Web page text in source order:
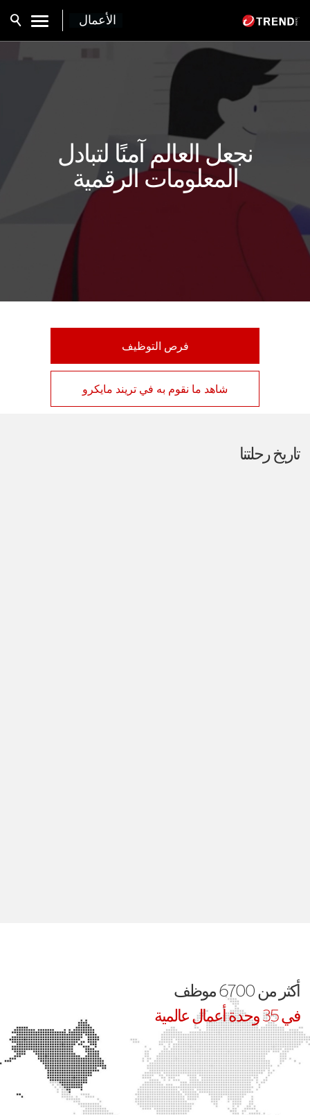
الأعمال
نجعل العالم آمنًا لتبادل
المعلومات الرقمية
فرص التوظيف
شاهد ما نقوم به في تريند مايكرو
تاريخ رحلتنا
أكثر من 6700 موظف
في 35 وحدة أعمال عالمية